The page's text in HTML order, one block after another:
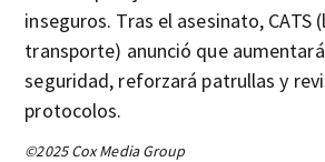
inseguros. Tras el asesinato, CATS
transporte) anunció que
seguridad, reforzará patrullas y
protocolos.
©2025 Cox Media Group